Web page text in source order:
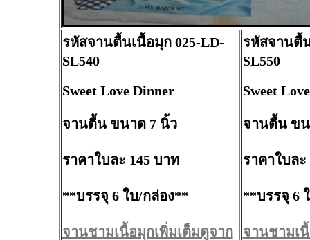
รหัสจานตื้นเนื้อมุก 025-LD-
SL540
Sweet Love Dinner
จานตื้น ขนาด 7 นิ้ว
ราคาใบละ 145 บาท
**บรรจุ 6 ใบ/กล่อง**
จานชามเนื้อมุกเพิ่มเต็มดูจาก
รหัสจานตื้
SL550
Sweet
จานตื้น ข
ราคาใบละ
**บรรจุ 6
จานชามเ